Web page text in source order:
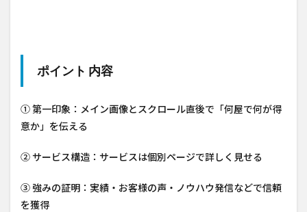
ポイント 内容
① 第一印象：メイン画像とスクロール直後で「何屋で何が得
意か」を伝える
② サービス構造：サービスは個別ページで詳しく見せる
③ 強みの証明：実績・お客様の声・ノウハウ発信などで信頼
を獲得